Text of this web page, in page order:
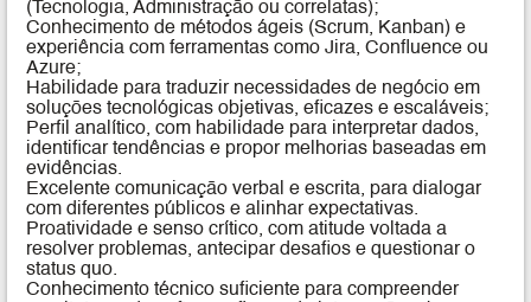
(Tecnologia, Administração ou correlatas);
Conhecimento de métodos ágeis (Scrum, Kanban) e
experiência com ferramentas como Jira, Confluence ou
Azure;
Habilidade para traduzir necessidades de negócio em
soluções tecnológicas objetivas, eficazes e escaláveis;
Perfil analítico, com habilidade para interpretar dados,
identificar tendências e propor melhorias baseadas em
evidências.
Excelente comunicação verbal e escrita, para dialogar
com diferentes públicos e alinhar expectativas.
Proatividade e senso crítico, com atitude voltada a
resolver problemas, antecipar desafios e questionar o
status quo.
Conhecimento técnico suficiente para compreender